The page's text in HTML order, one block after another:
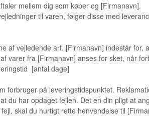
mellem dig som køber og [Firmanavn].
til varen, følger disse med
af vejledende art. [Firmanavn] indestår for,
varer fra [Firmanavn] anses for sket, når
[antal dage]
forbruger på leveringstidspunktet.
du har opdaget fejlen. Det en din pligt at
skal du hurtigt rette henvendelse til